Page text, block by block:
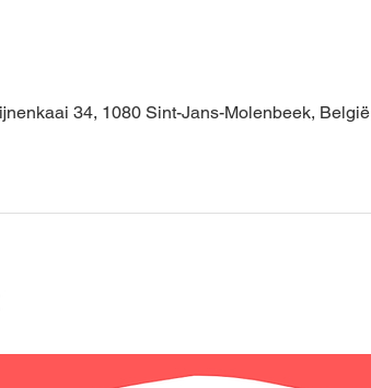
34, 1080 Sint-Jans-Molenbeek, België